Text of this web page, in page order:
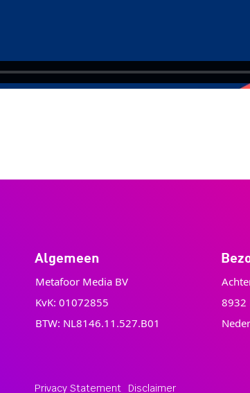
Algemeen
Metafoor Media BV
KvK: 01072855
BTW: NL8146.11.527.B01
8932
Privacy Statement Disclaimer